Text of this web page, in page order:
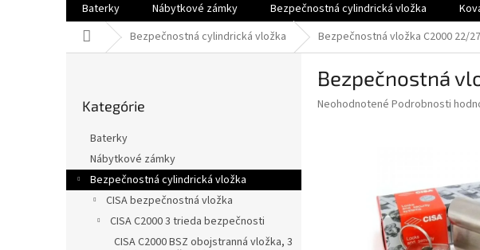
Baterky Nábytkové zámky Bezpečnostná cylindrická vložka
DomovBezpečnostná cylindrická vložka Bezpečnostná vložka C2000 22/
a
kategórie
Kategórie
Baterky
Nábytkové zámky
Bezpečnostná cylindrická vložka
CISA bezpečnostná vložka
CISA C2000 3 trieda bezpečnosti
CISA C2000 BSZ obojstranná vložka, 3
Bezpečnostná
Priemerné
Neohodnotené Podrobnosti